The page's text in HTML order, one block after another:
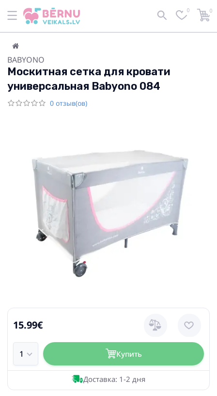
0 0
BABYONO
Москитная сетка для кровати
универсальная Babyono 084
0 отзыв(ов)
15.99€
Купить
Доставка: 1-2 дня